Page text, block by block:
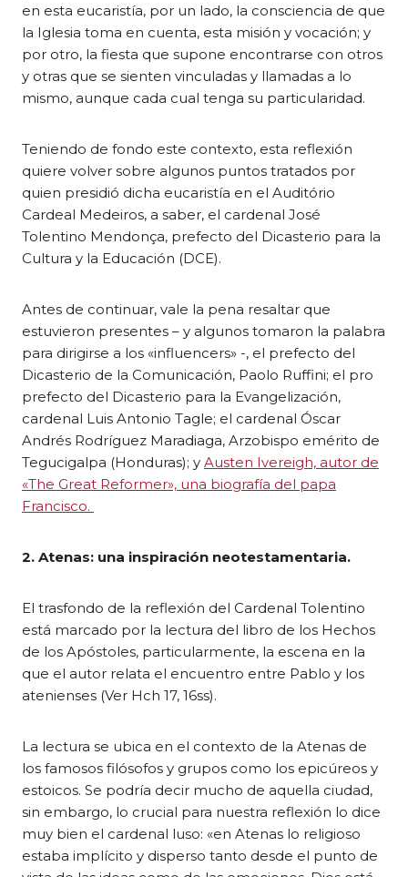
en esta eucaristía, por un lado, la consciencia de que
la Iglesia toma en cuenta, esta misión y vocación; y
por otro, la fiesta que supone encontrarse con otros
y otras que se sienten vinculadas y llamadas a lo
mismo, aunque cada cual tenga su particularidad.
Teniendo de fondo este contexto, esta reflexión
quiere volver sobre algunos puntos tratados por
quien presidió dicha eucaristía en el Auditório
Cardeal Medeiros, a saber, el cardenal José
Tolentino Mendonça, prefecto del Dicasterio para la
Cultura y la Educación (DCE).
Antes de continuar, vale la pena resaltar que
estuvieron presentes – y algunos tomaron la palabra
para dirigirse a los «influencers» -, el prefecto del
Dicasterio de la Comunicación, Paolo Ruffini; el pro
prefecto del Dicasterio para la Evangelización,
cardenal Luis Antonio Tagle; el cardenal Óscar
Andrés Rodríguez Maradiaga, Arzobispo emérito de
Tegucigalpa (Honduras); y Austen Ivereigh, autor de
«The Great Reformer», una biografía del papa
Francisco.
2. Atenas: una inspiración neotestamentaria.
El trasfondo de la reflexión del Cardenal Tolentino
está marcado por la lectura del libro de los Hechos
de los Apóstoles, particularmente, la escena en la
que el autor relata el encuentro entre Pablo y los
atenienses (Ver Hch 17, 16ss).
La lectura se ubica en el contexto de la Atenas de
los famosos filósofos y grupos como los epicúreos y
estoicos. Se podría decir mucho de aquella ciudad,
sin embargo, lo crucial para nuestra reflexión lo dice
muy bien el cardenal luso: «en Atenas lo religioso
estaba implícito y disperso tanto desde el punto de